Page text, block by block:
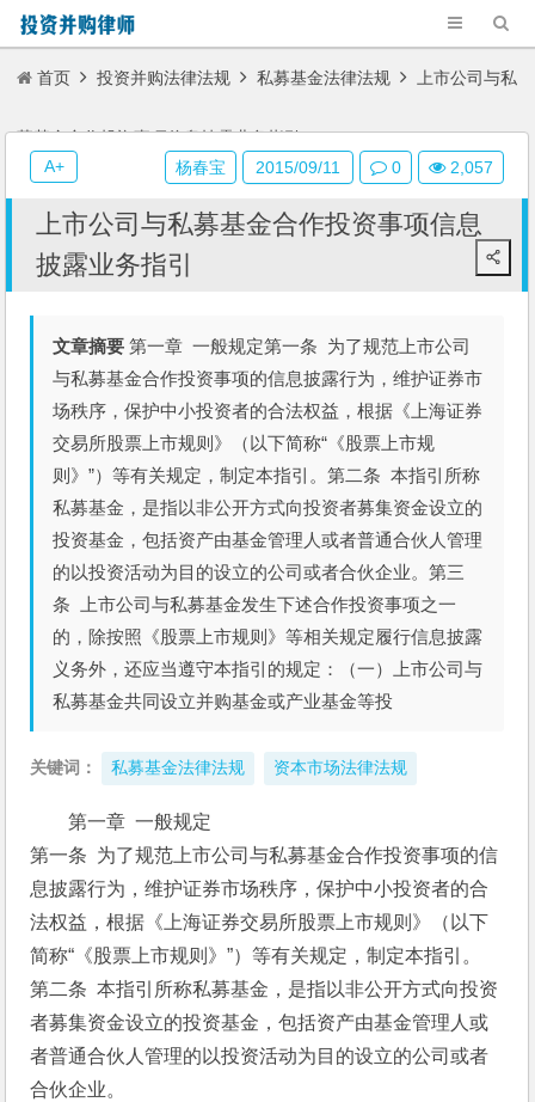
首页 投资并购法律法规 私募基金法律法规 上市公司与私
募基金合作投资事项信息披露业务指引
上市公司与私募基金合作投资事项信息
披露业务指引
文章摘要 第一章 一般规定第一条 为了规范上市公司
与私募基金合作投资事项的信息披露行为，维护证券市
场秩序，保护中小投资者的合法权益，根据《上海证券
交易所股票上市规则》（以下简称“《股票上市规
则》”）等有关规定，制定本指引。第二条 本指引所称
私募基金，是指以非公开方式向投资者募集资金设立的
投资基金，包括资产由基金管理人或者普通合伙人管理
的以投资活动为目的设立的公司或者合伙企业。第三
条 上市公司与私募基金发生下述合作投资事项之一
的，除按照《股票上市规则》等相关规定履行信息披露
义务外，还应当遵守本指引的规定：（一）上市公司与
私募基金共同设立并购基金或产业基金等投
关键词： 私募基金法律法规 资本市场法律法规
第一章  一般规定
第一条  为了规范上市公司与私募基金合作投资事项的信
息披露行为，维护证券市场秩序，保护中小投资者的合
法权益，根据《上海证券交易所股票上市规则》（以下
简称“《股票上市规则》”）等有关规定，制定本指引。
第二条  本指引所称私募基金，是指以非公开方式向投资
者募集资金设立的投资基金，包括资产由基金管理人或
者普通合伙人管理的以投资活动为目的设立的公司或者
合伙企业。
杨春宝 2015/09/11 0 2,057
A+